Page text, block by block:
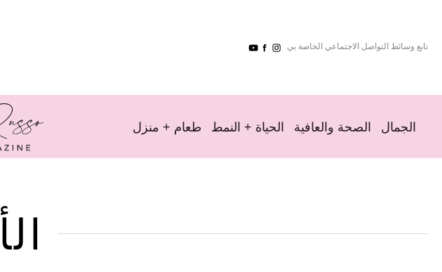
تابع وسائط التواصل الاجتماعي الخاصة بي
الجمال الصحة والعافية الحياة + النمط طعام + منزل